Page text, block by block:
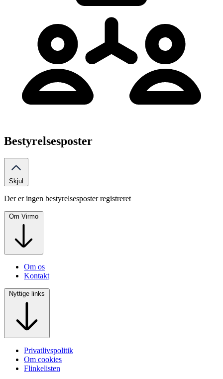
Bestyrelsesposter
Skjul
Der er ingen bestyrelsesposter registreret
Om Virmo
Om os
Kontakt
Nyttige links
Privatlivspolitik
Om cookies
Flinkelisten